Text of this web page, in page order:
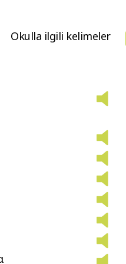
Okulla ilgili kelimeler